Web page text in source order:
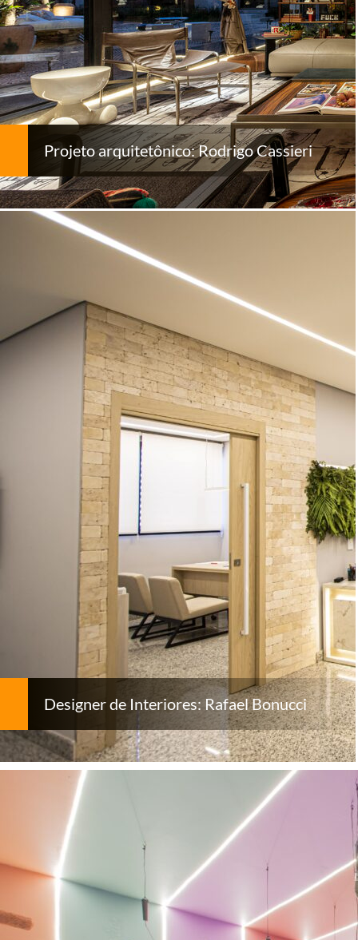
Projeto arquitetônico: Rodrigo Cassieri
Designer de Interiores: Rafael Bonucci